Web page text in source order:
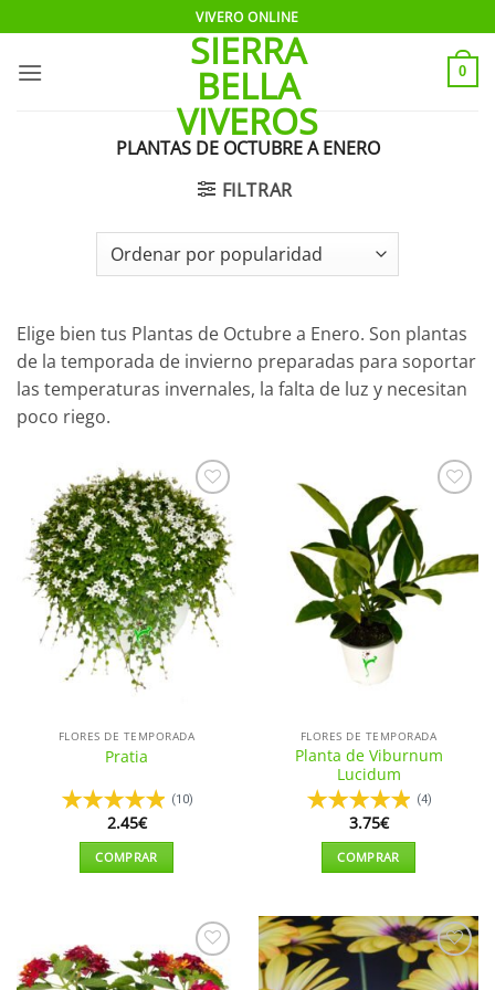
al
contenido
VIVERO ONLINE
SIERRA
BELLA
VIVEROS
0
PLANTAS DE OCTUBRE A ENERO
FILTRAR
Elige bien tus Plantas de Octubre a Enero. Son plantas
de la temporada de invierno preparadas para soportar
las temperaturas invernales, la falta de luz y necesitan
poco riego.
Añadir
a la
lista de
deseos
FLORES DE TEMPORADA
Pratia
(10)
2.45€
COMPRAR
múltiples
variantes.
deseos
FLORES DE TEMPORADA
Planta de Viburnum
Lucidum
(4)
3.75€
COMPRAR
tiene
múltiples
variantes.
Añadir
a la
Añadir
a la